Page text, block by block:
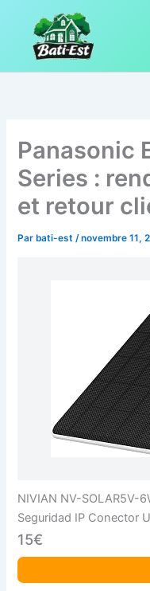
contenu
Panasonic
Series :
et retour
Par bati-est/novembre 11,
NIVIAN NV-SOLAR5V-
Seguridad IP Conector
15€